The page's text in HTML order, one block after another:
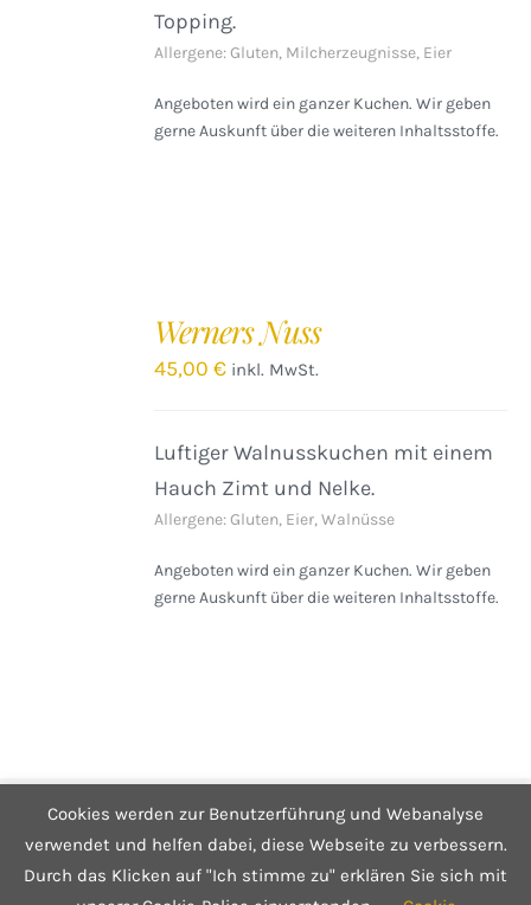
Topping.
Allergene: Gluten, Milcherzeugnisse, Eier
Angeboten wird ein ganzer Kuchen. Wir geben
gerne Auskunft über die weiteren Inhaltsstoffe.
Werners Nuss
45,00€ inkl. MwSt.
Luftiger Walnusskuchen mit einem
Hauch Zimt und Nelke.
Allergene: Gluten, Eier, Walnüsse
Angeboten wird ein ganzer Kuchen. Wir geben
gerne Auskunft über die weiteren Inhaltsstoffe.
© Copyright 2025 Café Hüftgold - Genuss ohne Reue
Kontakt| Impressum| Datenschutzerklärung|Infos zum Shop
Cookies werden zur Benutzerführung und Webanalyse
verwendet und helfen dabei, diese Webseite zu verbessern.
Durch das Klicken auf "Ich stimme zu" erklären Sie sich mit